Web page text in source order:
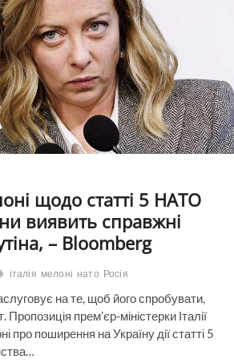
The
Guardian
закликає
НАТО
до
рішучих
дій
щодо статті 5 НАТО
виявить справжні
– Bloomberg
італія мелоні нато Росія
на те, щоб його спробувати,
прем’єр-міністерки Італії
про поширення на Україну дії статті 5